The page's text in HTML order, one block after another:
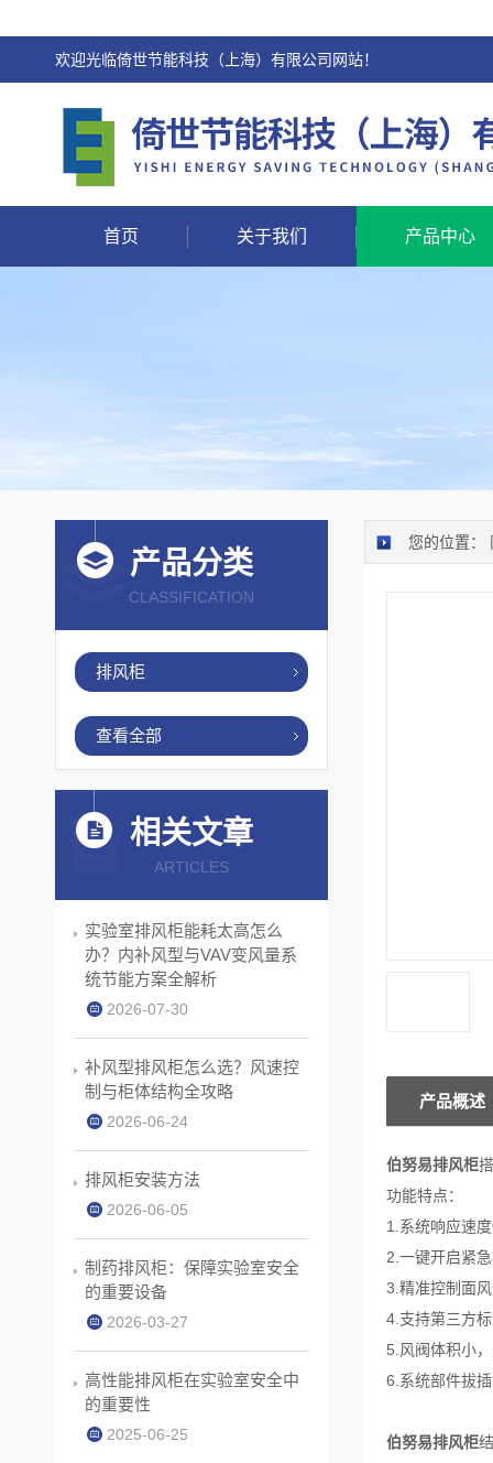
欢迎光临倚世节能科技（上海）有限公司网站！
首页 关于我们 产品中心
您的位置：
产品概述
伯努易排风柜
功能特点：
1.系统响应速
2.一键开启紧
3.精准控制面
4.支持第三方
5.风阀体积小
6.系统部件拔
伯努易排风柜
产品分类
CLASSIFICATION
排风柜
查看全部
相关文章
ARTICLES
实验室排风柜能耗太高怎么
办？内补风型与VAV变风量系
统节能方案全解析
2026-07-30
补风型排风柜怎么选？风速控
制与柜体结构全攻略
2026-06-24
排风柜安装方法
2026-06-05
制药排风柜：保障实验室安全
的重要设备
2026-03-27
高性能排风柜在实验室安全中
的重要性
2025-06-25